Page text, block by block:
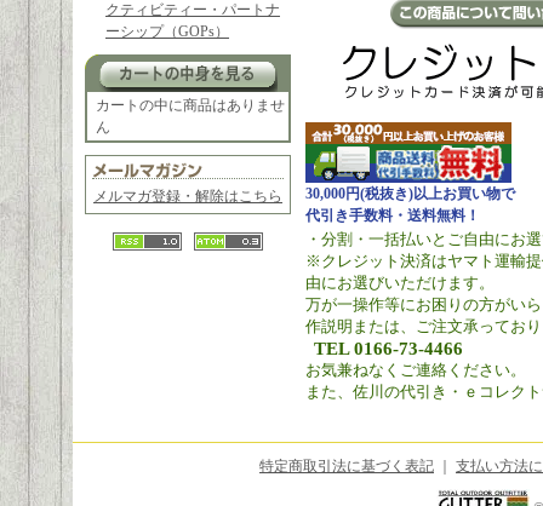
クティビティー・パートナ
ーシップ（GOPs）
カートの中に商品はありませ
ん
メルマガ登録・解除はこちら
30,000円(税抜き)以上お買い物で
代引き手数料・送料無料！
・分割・一括払いとご自由にお
※クレジット決済はヤマト運輸
由にお選びいただけます。
万が一操作等にお困りの方がい
作説明または、ご注文承ってお
TEL 0166-73-4466
お気兼ねなくご連絡ください。
また、佐川の代引き・ｅコレク
特定商取引法に基づく表記 支払い方法